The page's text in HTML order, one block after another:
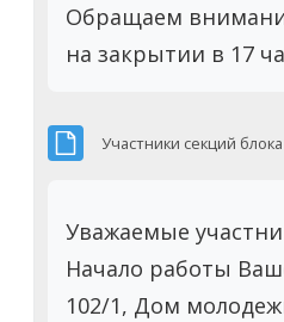
Обращаем
на закрытии в 17
Участники секций
Уважаемые
Начало работы
102/1, Дом